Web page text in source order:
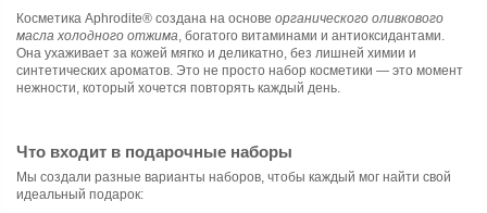
Косметика Aphrodite® создана на основе органического оливкового
масла холодного отжима, богатого витаминами и антиоксидантами.
Она ухаживает за кожей мягко и деликатно, без лишней химии и
синтетических ароматов. Это не просто набор косметики — это момент
нежности, который хочется повторять каждый день.
Что входит в подарочные наборы
Мы создали разные варианты наборов, чтобы каждый мог найти свой
идеальный подарок: